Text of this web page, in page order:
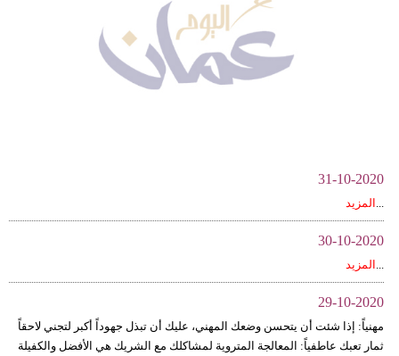
مرأة
علوم
وتكنولوجيا
31-10-2020
... المزيد
30-10-2020
... المزيد
29-10-2020
مهنياً: إذا شئت أن يتحسن وضعك المهني، عليك أن تبذل جهوداً أكبر لتجني لاحقاً
ثمار تعبك عاطفياً: المعالجة المتروية لمشاكلك مع الشريك هي الأفضل والكفيلة